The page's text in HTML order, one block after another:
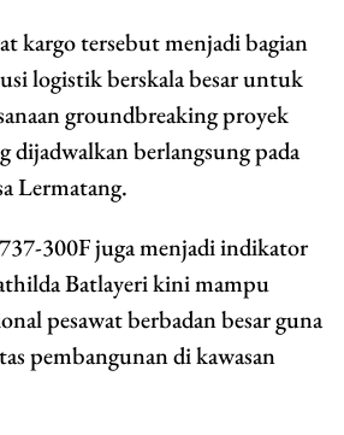
kargo tersebut menjadi bagian
logistik berskala besar untuk
groundbreaking proyek
dijadwalkan berlangsung pada
Lermatang.
300F juga menjadi indikator
Batlayeri kini mampu
pesawat berbadan besar guna
pembangunan di kawasan